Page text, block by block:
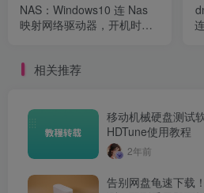
NAS：Windows10 连 Nas
映射网络驱动器，开机时显
相关推荐
移动机械硬盘测试
HDTune使用教程
2年前
告别网盘龟速下载